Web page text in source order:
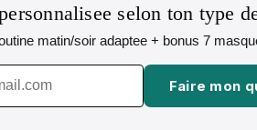
selon ton type
matin/soir adaptee + bonus 7
Faire mon